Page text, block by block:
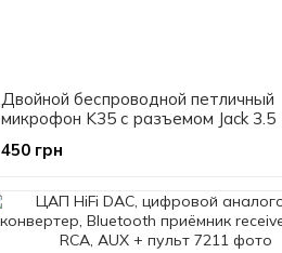
Двойной беспроводной петличный
микрофон K35 с разъемом Jack 3.5
450 грн